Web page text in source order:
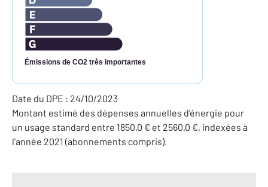
Émissions de CO2 très importantes
Date du DPE : 24/10/2023
Montant estimé des dépenses annuelles d'énergie pour
un usage standard entre 1850,0 € et 2560,0 €, indexées à
l'année 2021 (abonnements compris).